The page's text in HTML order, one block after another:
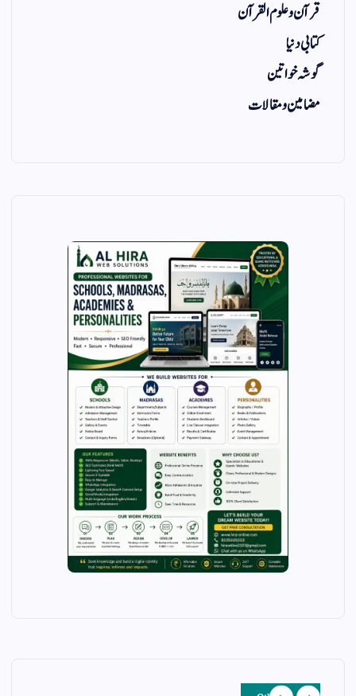
قرآن و علوم القرآن
کتابی دنیا
گوشہ خواتین
مضامین و مقالات